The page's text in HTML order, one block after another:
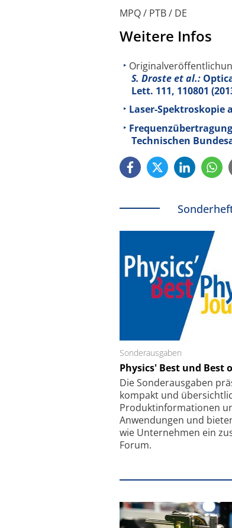
MPQ / PTB / DE
Weitere Infos
S. Droste et al.:
Lett. 111, 110801
Laser-
Technischen
Sonderausgaben
Physics' Best und Best
Die Sonder­ausgaben
kompakt und
Produkt­informationen
Anwendungen und
wie Unternehmen ein
Forum.